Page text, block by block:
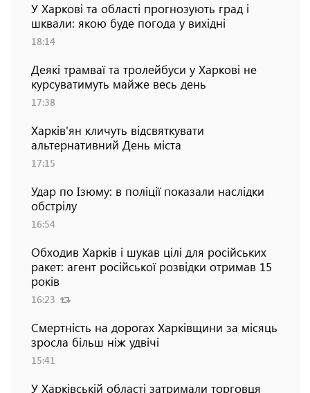
У Харкові та області прогнозують град і
шквали: якою буде погода у вихідні
18:14
Деякі трамваї та тролейбуси у Харкові не
курсуватимуть майже весь день
17:38
Харків'ян кличуть відсвяткувати
альтернативний День міста
17:15
Удар по Ізюму: в поліції показали наслідки
обстрілу
16:54
Обходив Харків і шукав цілі для російських
ракет: агент російської розвідки отримав 15
років
16:23
Смертність на дорогах Харківщини за місяць
зросла більш ніж удвічі
15:41
У Харківській області затримали торговця